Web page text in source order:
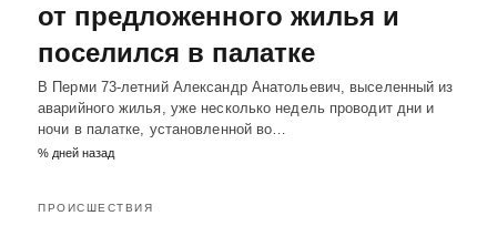
от предложенного жилья и
поселился в палатке
В Перми 73-летний Александр Анатольевич, выселенный из
аварийного жилья, уже несколько недель проводит дни и
ночи в палатке, установленной во…
% дней назад
ПРОИСШЕСТВИЯ